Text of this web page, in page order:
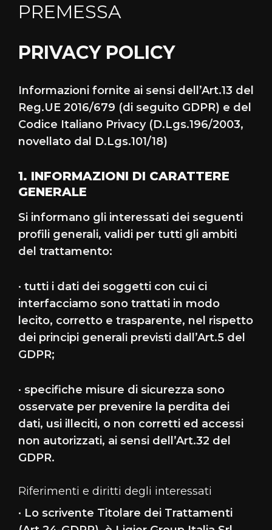
PREMESSA
PRIVACY POLICY
Informazioni fornite ai sensi dell’Art.13 del
Reg.UE 2016/679 (di seguito GDPR) e del
Codice Italiano Privacy (D.Lgs.196/2003,
novellato dal D.Lgs.101/18)
1. INFORMAZIONI DI CARATTERE
GENERALE
Si informano gli interessati dei seguenti
profili generali, validi per tutti gli ambiti
del trattamento:
· tutti i dati dei soggetti con cui ci
interfacciamo sono trattati in modo
lecito, corretto e trasparente, nel rispetto
dei principi generali previsti dall’Art.5 del
GDPR;
· specifiche misure di sicurezza sono
osservate per prevenire la perdita dei
dati, usi illeciti, o non corretti ed accessi
non autorizzati, ai sensi dell’Art.32 del
GDPR.
Riferimenti e diritti degli interessati
· Lo scrivente Titolare dei Trattamenti